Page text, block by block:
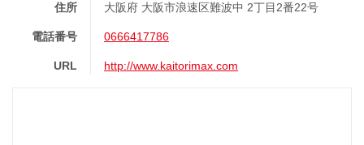
住所 大阪府 大阪市浪速区難波中 2丁目2番22号
電話番号 0666417786
URL http://www.kaitorimax.com